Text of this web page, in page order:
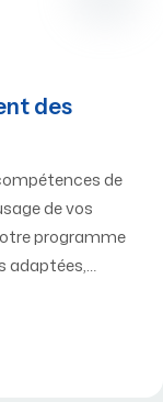
des
de
de vos
programme
adaptées,…